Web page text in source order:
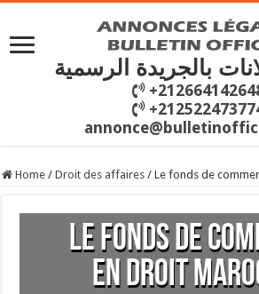
بالجريدة الرسمية
Home / Droit des affaires / Le fonds de
Le fonds de
en droit